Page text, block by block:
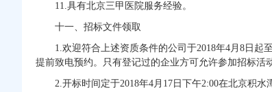
11.具有北京三甲医院服务经验。
十一、招标文件领取
1.欢迎符合上述资质条件的公司于2018年4月8日起
提前致电预约。只有登记过的企业方可允许参加招标活
2.开标时间定于2018年4月17日下午2:00在北京积